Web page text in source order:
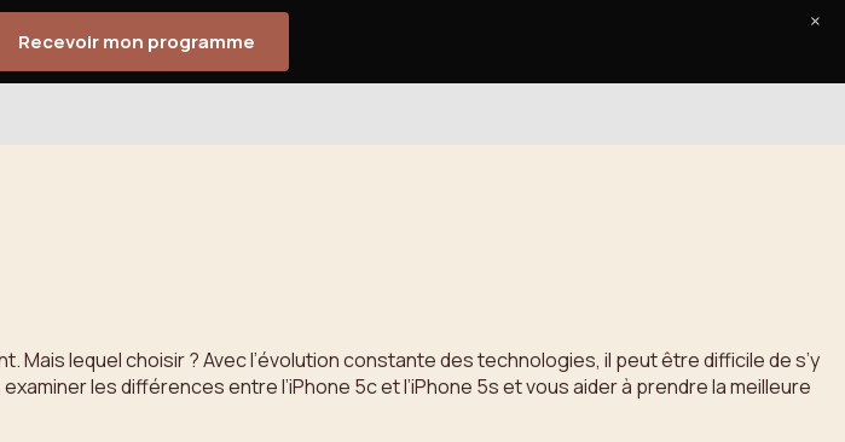
lequel choisir ? Avec l’évolution constante des technologies, il peut être difficile de s’y
les différences entre l’iPhone 5c et l’iPhone 5s et vous aider à prendre la meilleure
Recevoir mon programme
×